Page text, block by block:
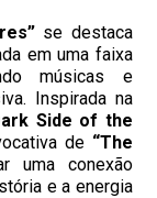
se destaca
em uma faixa
músicas e
Inspirada na
Side of the
de “The
uma conexão
e a energia